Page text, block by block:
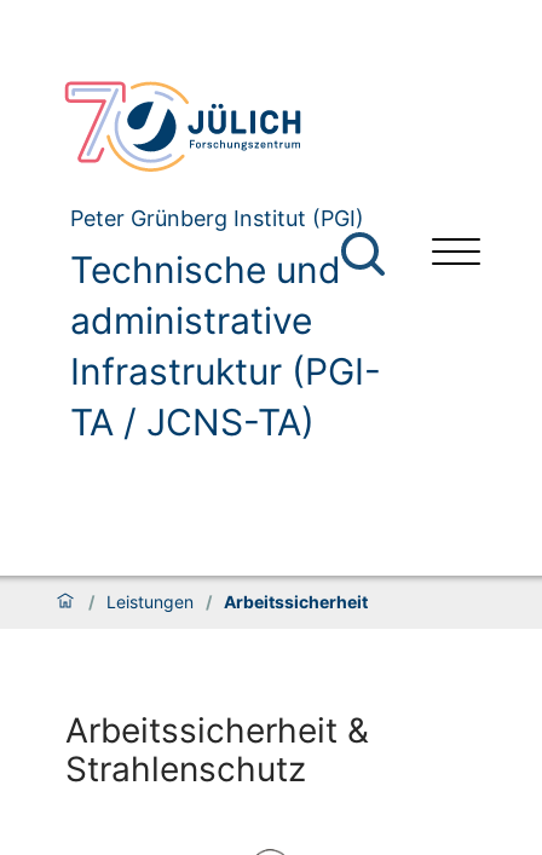
Peter Grünberg Institut (PGI)
Technische und
administrative
Infrastruktur (PGI-
TA / JCNS-TA)
/ Leistungen / Arbeitssicherheit
Arbeitssicherheit &
Strahlenschutz